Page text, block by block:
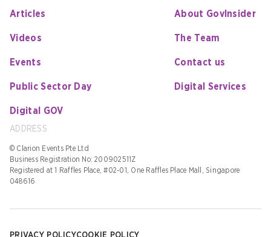
Articles
Videos
Events
Public Sector Day
Digital GOV
About GovInsider
The Team
Contact us
Digital Services
ADDRESS
© Clarion Events Pte Ltd
Business Registration No: 200902511Z
Registered at 1 Raffles Place, #02-01, One Raffles Place Mall, Singapore
048616